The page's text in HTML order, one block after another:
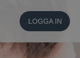
LOGGA IN